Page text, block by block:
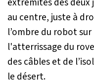
au centre, juste à
l’ombre du robot
l'atterrissage du
des câbles et de
le désert.